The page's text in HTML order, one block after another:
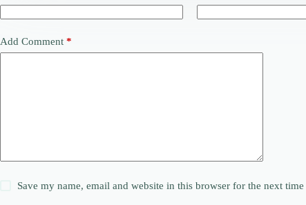
Add Comment *
Save my name, email and website in this browser for the next